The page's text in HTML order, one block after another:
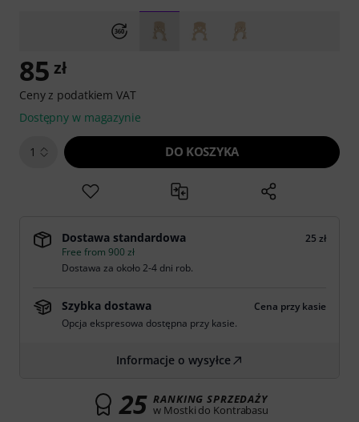
85 zł
Ceny z podatkiem VAT
Dostępny w magazynie
1 DO KOSZYKA
Dostawa standardowa
25 zł
Free from 900 zł
Dostawa za około 2-4 dni rob.
Szybka dostawa
Cena przy kasie
Opcja ekspresowa dostępna przy kasie.
Informacje o wysyłce
25 RANKING SPRZEDAŻY
w Mostki do Kontrabasu